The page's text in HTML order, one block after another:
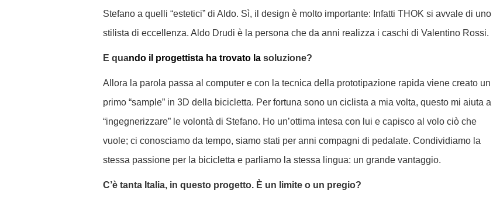
Stefano a quelli “estetici” di Aldo. Sì, il design è molto importante: Infatti THOK si avvale di uno
stilista di eccellenza. Aldo Drudi è la persona che da anni realizza i caschi di Valentino Rossi.
E quando il progettista ha trovato la soluzione?
Allora la parola passa al computer e con la tecnica della prototipazione rapida viene creato un
primo “sample” in 3D della bicicletta. Per fortuna sono un ciclista a mia volta, questo mi aiuta a
“ingegnerizzare” le volontà di Stefano. Ho un’ottima intesa con lui e capisco al volo ciò che
vuole; ci conosciamo da tempo, siamo stati per anni compagni di pedalate. Condividiamo la
stessa passione per la bicicletta e parliamo la stessa lingua: un grande vantaggio.
C’è tanta Italia, in questo progetto. È un limite o un pregio?